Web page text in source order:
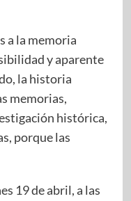
a la memoria
y aparente
la historia
memorias,
histórica,
porque las
19 de abril, a las